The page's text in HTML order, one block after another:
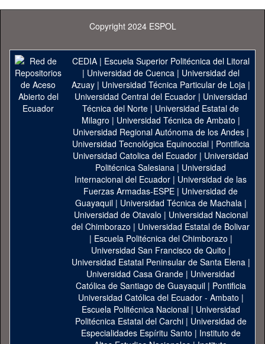
Copyright 2024 ESPOL
CEDIA| Escuela Superior Politécnica del Litoral
| Universidad de Cuenca| Universidad del
Azuay| Universidad Técnica Particular de Loja|
Universidad Central del Ecuador| Universidad
Técnica del Norte | Universidad Estatal de
Milagro | Universidad Técnica de Ambato |
Universidad Regional Autónoma de los Andes|
Universidad Tecnológica Equinoccial| Pontificia
Universidad Catolica del Ecuador | Universidad
Politécnica Salesiana | Universidad
Internacional del Ecuador | Universidad de las
Fuerzas Armadas-ESPE | Universidad de
Guayaquil| Universidad Técnica de Machala|
Universidad de Otavalo | Universidad Nacional
del Chimborazo | Universidad Estatal de Bolivar
| Escuela Politécnica del Chimborazo |
Universidad San Francisco de Quito |
Universidad Estatal Peninsular de Santa Elena|
Universidad Casa Grande | Universidad
Católica de Santiago de Guayaquil| Pontificia
Universidad Católica del Ecuador - Ambato |
Escuela Politécnica Nacional| Universidad
Politécnica Estatal del Carchi| Universidad de
Especialidades Espíritu Santo | Instituto de